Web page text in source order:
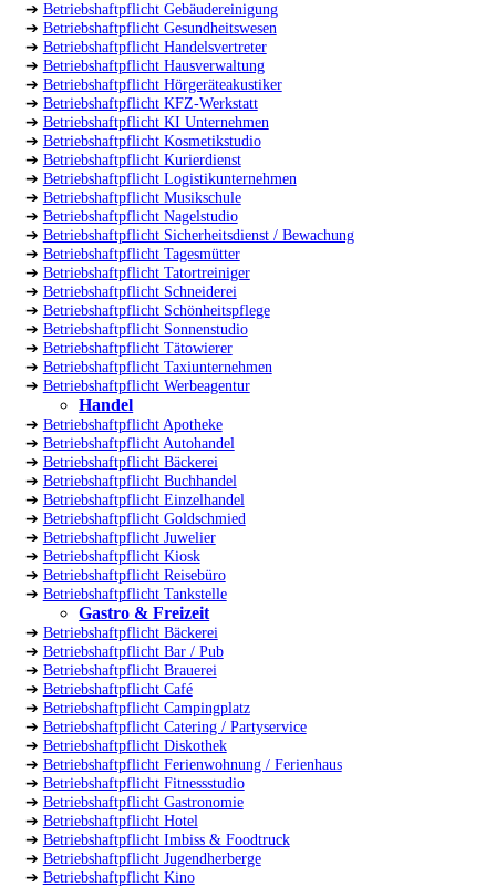
➔ Betriebshaftpflicht Gebäudereinigung
➔ Betriebshaftpflicht Gesundheitswesen
➔ Betriebshaftpflicht Handelsvertreter
➔ Betriebshaftpflicht Hausverwaltung
➔ Betriebshaftpflicht Hörgeräteakustiker
➔ Betriebshaftpflicht KFZ-Werkstatt
➔ Betriebshaftpflicht KI Unternehmen
➔ Betriebshaftpflicht Kosmetikstudio
➔ Betriebshaftpflicht Kurierdienst
➔ Betriebshaftpflicht Logistikunternehmen
➔ Betriebshaftpflicht Musikschule
➔ Betriebshaftpflicht Nagelstudio
➔ Betriebshaftpflicht Sicherheitsdienst / Bewachung
➔ Betriebshaftpflicht Tagesmütter
➔ Betriebshaftpflicht Tatortreiniger
➔ Betriebshaftpflicht Schneiderei
➔ Betriebshaftpflicht Schönheitspflege
➔ Betriebshaftpflicht Sonnenstudio
➔ Betriebshaftpflicht Tätowierer
➔ Betriebshaftpflicht Taxiunternehmen
➔ Betriebshaftpflicht Werbeagentur
Handel
➔ Betriebshaftpflicht Apotheke
➔ Betriebshaftpflicht Autohandel
➔ Betriebshaftpflicht Bäckerei
➔ Betriebshaftpflicht Buchhandel
➔ Betriebshaftpflicht Einzelhandel
➔ Betriebshaftpflicht Goldschmied
➔ Betriebshaftpflicht Juwelier
➔ Betriebshaftpflicht Kiosk
➔ Betriebshaftpflicht Reisebüro
➔ Betriebshaftpflicht Tankstelle
Gastro & Freizeit
➔ Betriebshaftpflicht Bäckerei
➔ Betriebshaftpflicht Bar / Pub
➔ Betriebshaftpflicht Brauerei
➔ Betriebshaftpflicht Café
➔ Betriebshaftpflicht Campingplatz
➔ Betriebshaftpflicht Catering / Partyservice
➔ Betriebshaftpflicht Diskothek
➔ Betriebshaftpflicht Ferienwohnung / Ferienhaus
➔ Betriebshaftpflicht Fitnessstudio
➔ Betriebshaftpflicht Gastronomie
➔ Betriebshaftpflicht Hotel
➔ Betriebshaftpflicht Imbiss & Foodtruck
➔ Betriebshaftpflicht Jugendherberge
➔ Betriebshaftpflicht Kino